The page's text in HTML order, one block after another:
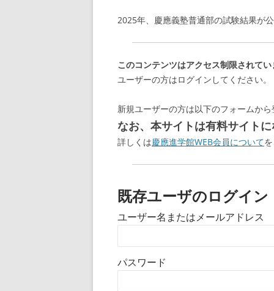
2025年、慶應義塾普通部の試験結果が
このコンテンツはアクセス制限されてい
ユーザーの方はログインしてください。
新規ユーザーの方は以下のフォームか
なお、本サイトは有料サイト
詳しくは慶應進学館WEB会員について
既存ユーザのログイン
ユーザー名またはメールアドレス
パスワード